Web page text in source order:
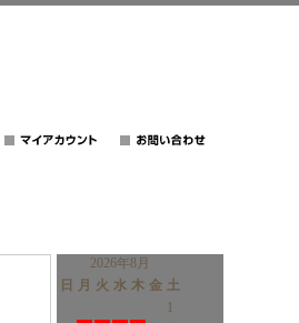
2026年8月
日
月 火 水 木 金 土
1